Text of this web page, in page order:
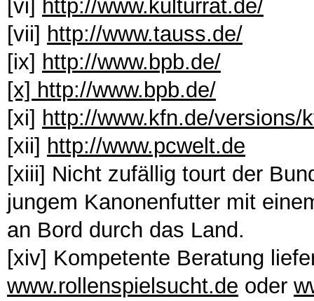
[vi] http://www.kulturrat.de/
[vii] http://www.tauss.de/
[ix] http://www.bpb.de/
[x] http://www.bpb.de/
[xi] http://www.kfn.de/
[xii] http://www.pcwelt.de
[xiii] Nicht zufällig tourt der
jungem Kanonenfutter mit
an Bord durch das Land.
[xiv] Kompetente Beratung
www.rollenspielsucht.de oder